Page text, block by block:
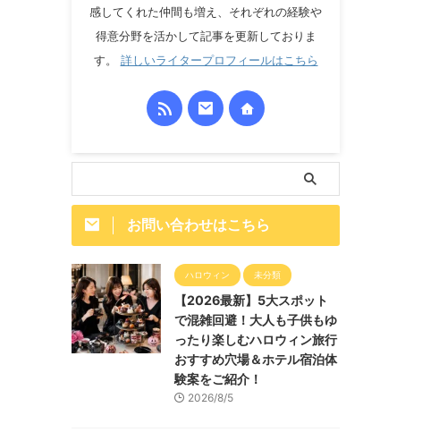
感してくれた仲間も増え、それぞれの経験や
得意分野を活かして記事を更新しておりま
す。 詳しいライタープロフィールはこちら
お問い合わせはこちら
ハロウィン 未分類
【2026最新】5大スポット
で混雑回避！大人も子供もゆ
ったり楽しむハロウィン旅行
おすすめ穴場＆ホテル宿泊体
験案をご紹介！
2026/8/5